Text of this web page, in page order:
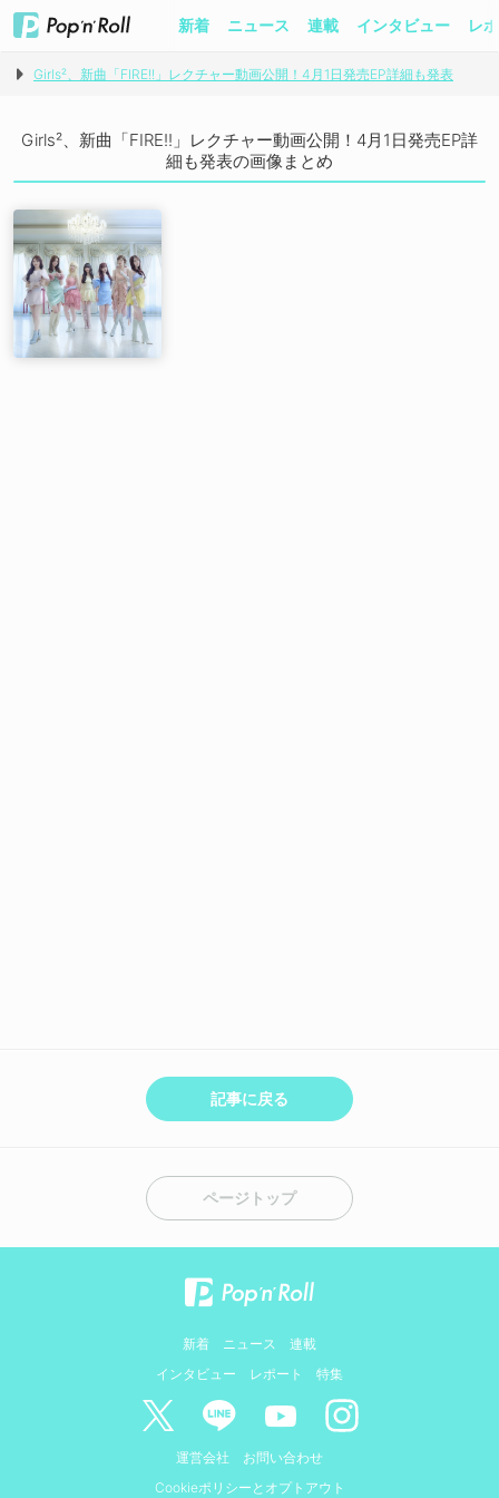
新着 ニュース 連載 インタビュー レ
Girls²、新曲「FIRE!!」レクチャー動画公開！4月1日発売EP詳細も発表
Girls²、新曲「FIRE!!」レクチャー動画公開！4月1日発売EP詳
細も発表の画像まとめ
記事に戻る
ページトップ
新着 ニュース
連載
インタビュー
レポート 特集
運営会社
お問い合わせ
Cookieポリシーとオプトアウト